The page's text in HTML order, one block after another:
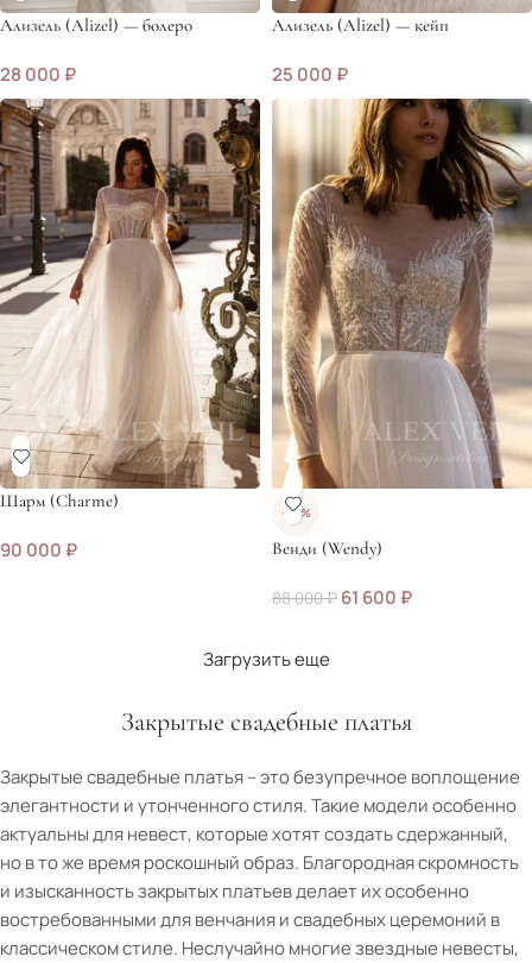
Ализель (Alizel) — болеро
28 000 ₽
Ализель (Alizel) — кейп
25 000 ₽
Шарм (Charme)
90 000 ₽
-30%
Венди (Wendy)
88 000₽ 61 600 ₽
Загрузить еще
Закрытые свадебные платья
Закрытые свадебные платья – это безупречное воплощение
элегантности и утонченного стиля. Такие модели особенно
актуальны для невест, которые хотят создать сдержанный,
но в то же время роскошный образ. Благородная скромность
и изысканность закрытых платьев делает их особенно
востребованными для венчания и свадебных церемоний в
классическом стиле. Неслучайно многие звездные невесты,